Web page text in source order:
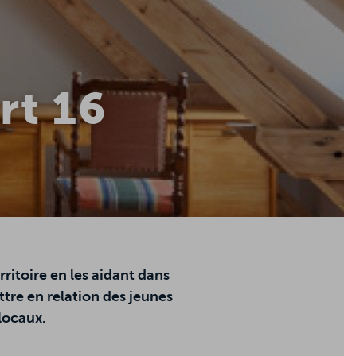
16
en les aidant dans
en relation des jeunes